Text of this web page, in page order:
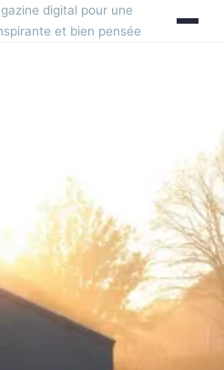
digital pour une
et bien pensée